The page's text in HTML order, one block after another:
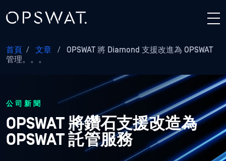
首頁 / 文章 /
OPSWAT 將 Diamond 支援改進為 OPSWAT
管理。。。
公司新聞
OPSWAT 將鑽石支援改造為
OPSWAT 託管服務